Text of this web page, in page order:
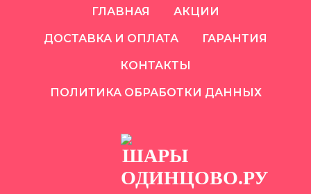
ГЛАВНАЯ АКЦИИ
ДОСТАВКА И ОПЛАТА ГАРАНТИЯ
КОНТАКТЫ
ПОЛИТИКА ОБРАБОТКИ ДАННЫХ